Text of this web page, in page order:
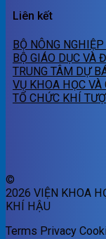
Liên kết
BỘ NÔNG
BỘ GIÁO DỤC VÀ
TRUNG TÂM DỰ
VỤ KHOA HỌC VÀ
TỔ CHỨC KHÍ
©
2026 VIỆN KHOA
KHÍ HẬU
Terms Privacy